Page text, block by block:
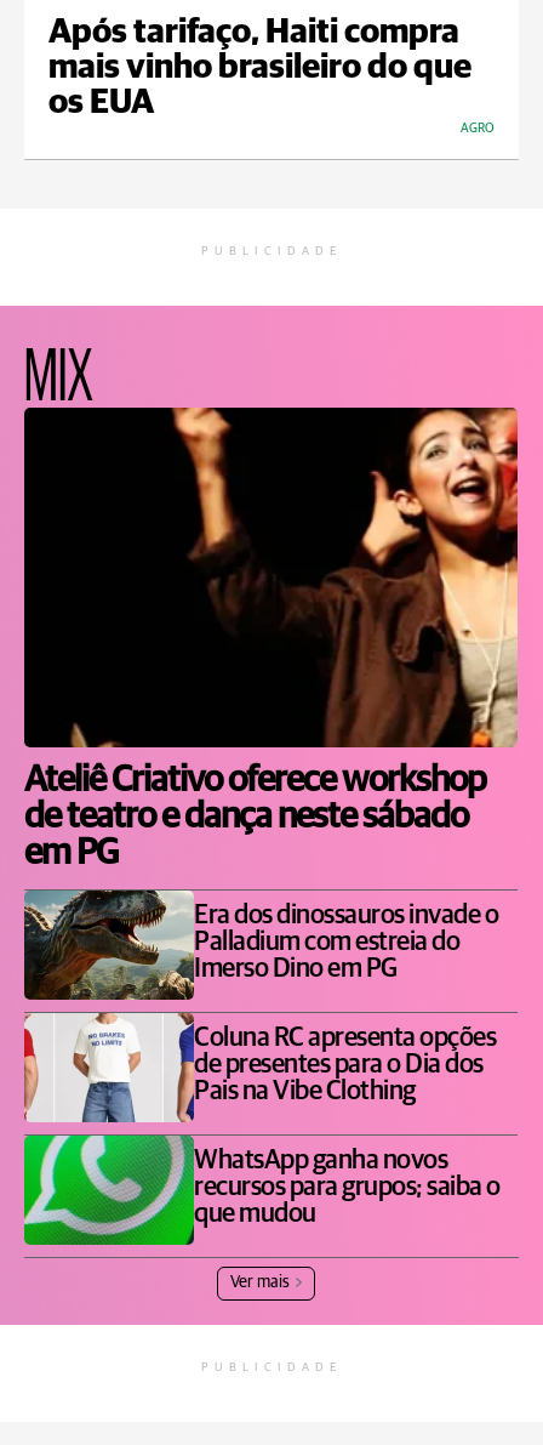
Após tarifaço, Haiti compra
mais vinho brasileiro do que
os EUA
AGRO
PUBLICIDADE
MIX
Ateliê Criativo oferece workshop
de teatro e dança neste sábado
em PG
Era dos dinossauros invade o
Palladium com estreia do
Imerso Dino em PG
Coluna RC apresenta opções
de presentes para o Dia dos
Pais na Vibe Clothing
WhatsApp ganha novos
recursos para grupos; saiba o
que mudou
Ver mais
PUBLICIDADE